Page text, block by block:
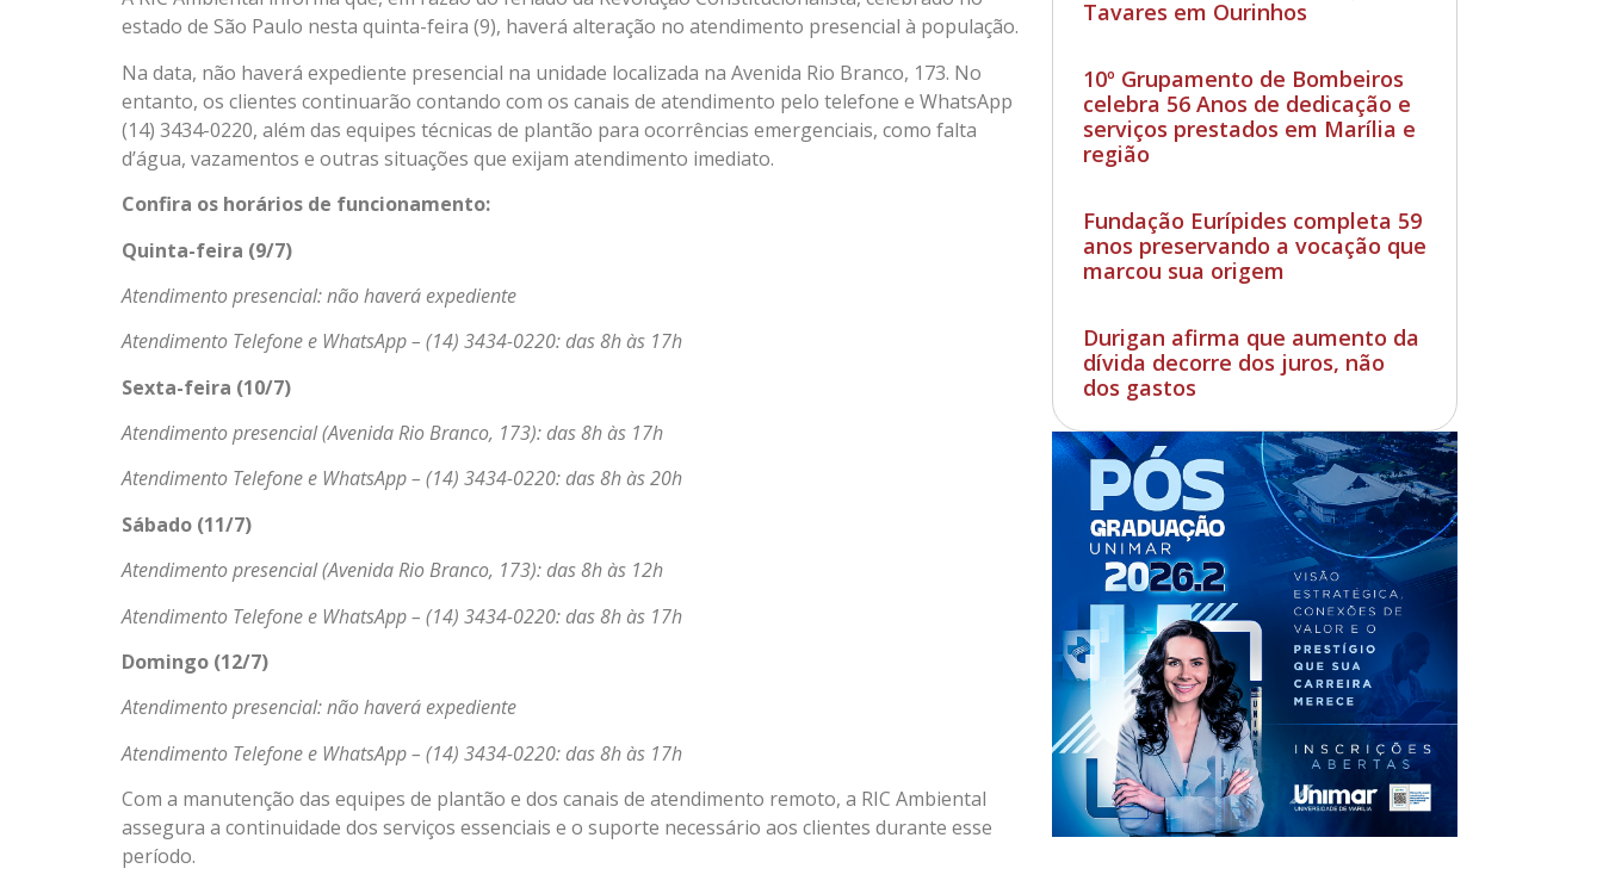
Tavares em Ourinhos
10º Grupamento de Bombeiros
celebra 56 Anos de dedicação e
serviços prestados em Marília e
região
Fundação Eurípides completa 59
anos preservando a vocação que
marcou sua origem
Durigan afirma que aumento da
dívida decorre dos juros, não
dos gastos
estado de São Paulo nesta quinta-feira (9), haverá alteração no atendimento presencial à população.
Na data, não haverá expediente presencial na unidade localizada na Avenida Rio Branco, 173. No
entanto, os clientes continuarão contando com os canais de atendimento pelo telefone e WhatsApp
(14) 3434-0220, além das equipes técnicas de plantão para ocorrências emergenciais, como falta
d’água, vazamentos e outras situações que exijam atendimento imediato.
Confira os horários de funcionamento:
Quinta-feira (9/7)
Atendimento presencial: não haverá expediente
Atendimento Telefone e WhatsApp – (14) 3434-0220: das 8h às 17h
Sexta-feira (10/7)
Atendimento presencial (Avenida Rio Branco, 173): das 8h às 17h
Atendimento Telefone e WhatsApp – (14) 3434-0220: das 8h às 20h
Sábado (11/7)
Atendimento presencial (Avenida Rio Branco, 173): das 8h às 12h
Atendimento Telefone e WhatsApp – (14) 3434-0220: das 8h às 17h
Domingo (12/7)
Atendimento presencial: não haverá expediente
Atendimento Telefone e WhatsApp – (14) 3434-0220: das 8h às 17h
Com a manutenção das equipes de plantão e dos canais de atendimento remoto, a RIC Ambiental
assegura a continuidade dos serviços essenciais e o suporte necessário aos clientes durante esse
período.